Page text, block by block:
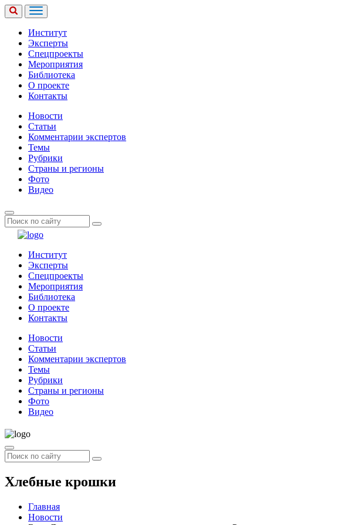
Институт
Эксперты
Спецпроекты
Мероприятия
Библиотека
О проекте
Контакты
Новости
Статьи
Комментарии экспертов
Темы
Рубрики
Страны и регионы
Фото
Видео
Институт
Эксперты
Спецпроекты
Мероприятия
Библиотека
О проекте
Контакты
Новости
Статьи
Комментарии экспертов
Темы
Рубрики
Страны и регионы
Фото
Видео
Хлебные крошки
Главная
Новости